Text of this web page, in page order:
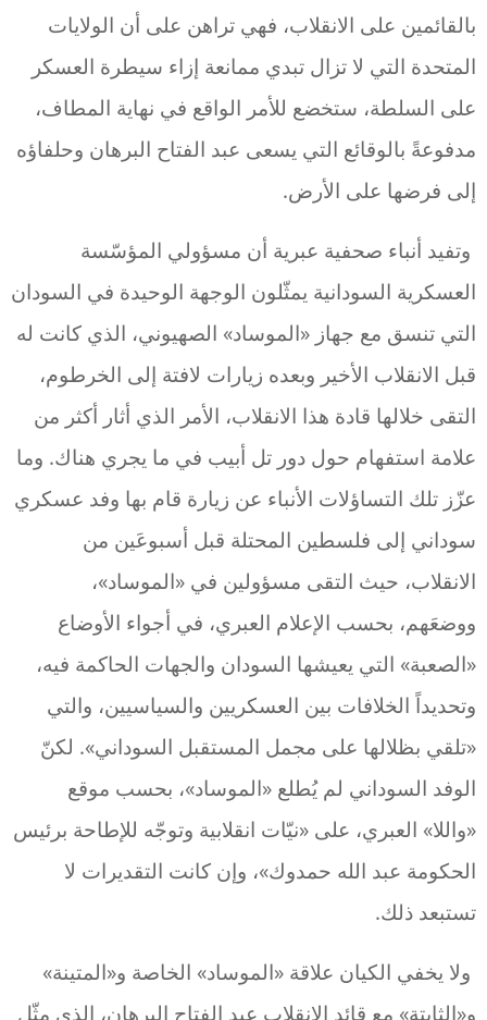
بالقائمين على الانقلاب، فهي تراهن على أن الولايات
المتحدة التي لا تزال تبدي ممانعة إزاء سيطرة العسكر
على السلطة، ستخضع للأمر الواقع في نهاية المطاف،
مدفوعةً بالوقائع التي يسعى عبد الفتاح البرهان وحلفاؤه
إلى فرضها على الأرض.
وتفيد أنباء صحفية عبرية أن مسؤولي المؤسّسة
العسكرية السودانية يمثّلون الوجهة الوحيدة في السودان
التي تنسق مع جهاز «الموساد» الصهيوني، الذي كانت له
قبل الانقلاب الأخير وبعده زيارات لافتة إلى الخرطوم،
التقى خلالها قادة هذا الانقلاب، الأمر الذي أثار أكثر من
علامة استفهام حول دور تل أبيب في ما يجري هناك. وما
عزّز تلك التساؤلات الأنباء عن زيارة قام بها وفد عسكري
سوداني إلى فلسطين المحتلة قبل أسبوعَين من
الانقلاب، حيث التقى مسؤولين في «الموساد»،
ووضعَهم، بحسب الإعلام العبري، في أجواء الأوضاع
«الصعبة» التي يعيشها السودان والجهات الحاكمة فيه،
وتحديداً الخلافات بين العسكريين والسياسيين، والتي
«تلقي بظلالها على مجمل المستقبل السوداني». لكنّ
الوفد السوداني لم يُطلع «الموساد»، بحسب موقع
«واللا» العبري، على «نيّات انقلابية وتوجّه للإطاحة برئيس
الحكومة عبد الله حمدوك»، وإن كانت التقديرات لا
تستبعد ذلك.
ولا يخفي الكيان علاقة «الموساد» الخاصة و«المتينة»
و«الثابتة» مع قائد الانقلاب عبد الفتاح البرهان، الذي مثّل